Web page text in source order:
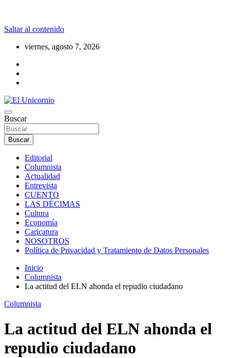
Saltar al contenido
viernes, agosto 7, 2026
El Unicornio
La realidad supera la fantasía
Buscar
Buscar
Editorial
Columnista
Actualidad
Entrevista
CUENTO
LAS DÉCIMAS
Cultura
Economía
Caricatura
NOSOTROS
Política de Privacidad y Tratamiento de Datos Personales
Inicio
Columnista
La actitud del ELN ahonda el repudio ciudadano
Columnista
La actitud del ELN ahonda el
repudio ciudadano